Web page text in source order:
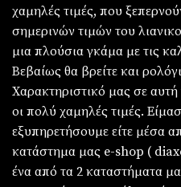
χαμηλές τιμές, που
σημερινών τιμών του
μια πλούσια γκάμα με τις
Βεβαίως θα βρείτε και
Χαρακτηριστικό μας σε αυτή
οι πολύ χαμηλές τιμές.
εξυπηρετήσουμε είτε μέσα
κατάστημα μας e-shop (
ένα από τα 2 καταστήματα